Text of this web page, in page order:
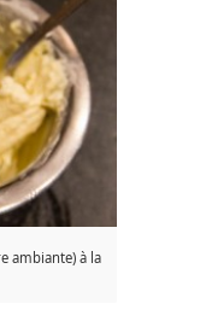
ambiante) à la